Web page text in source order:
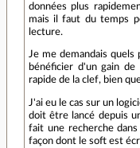
données plus
mais il faut du temps
lecture.
Je me demandais quels
bénéficier d'un gain
rapide de la clef, bien
J'ai eu le cas sur un
doit être lancé depuis
fait une recherche
façon dont le soft est